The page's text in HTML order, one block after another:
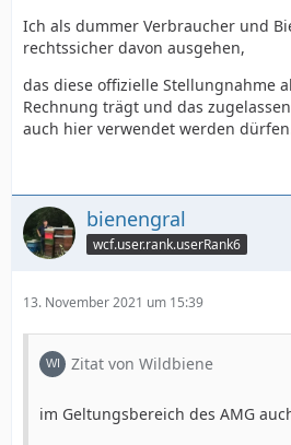
Ich als dummer Verbraucher und
rechtssicher davon ausgehen,
das diese offizielle Stellungnahme
Rechnung trägt und das
auch hier verwendet werden
bienengral
wcf.user.rank.userRank6
13. November 2021 um 15:39
Zitat von Wildbiene
im Geltungsbereich des AMG